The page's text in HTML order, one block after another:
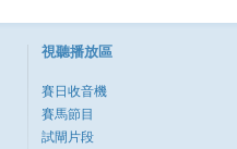
視聽播放區
賽日收音機
賽馬節目
試閘片段